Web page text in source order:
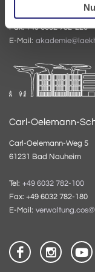
Fax: +49 6032 782-220
E-Mail:
Carl-Oelemann-
Carl-Oelemann-Weg 5
61231 Bad Nauheim
Tel: +49 6032 782-100
Fax: +49 6032 782-180
E-Mail: